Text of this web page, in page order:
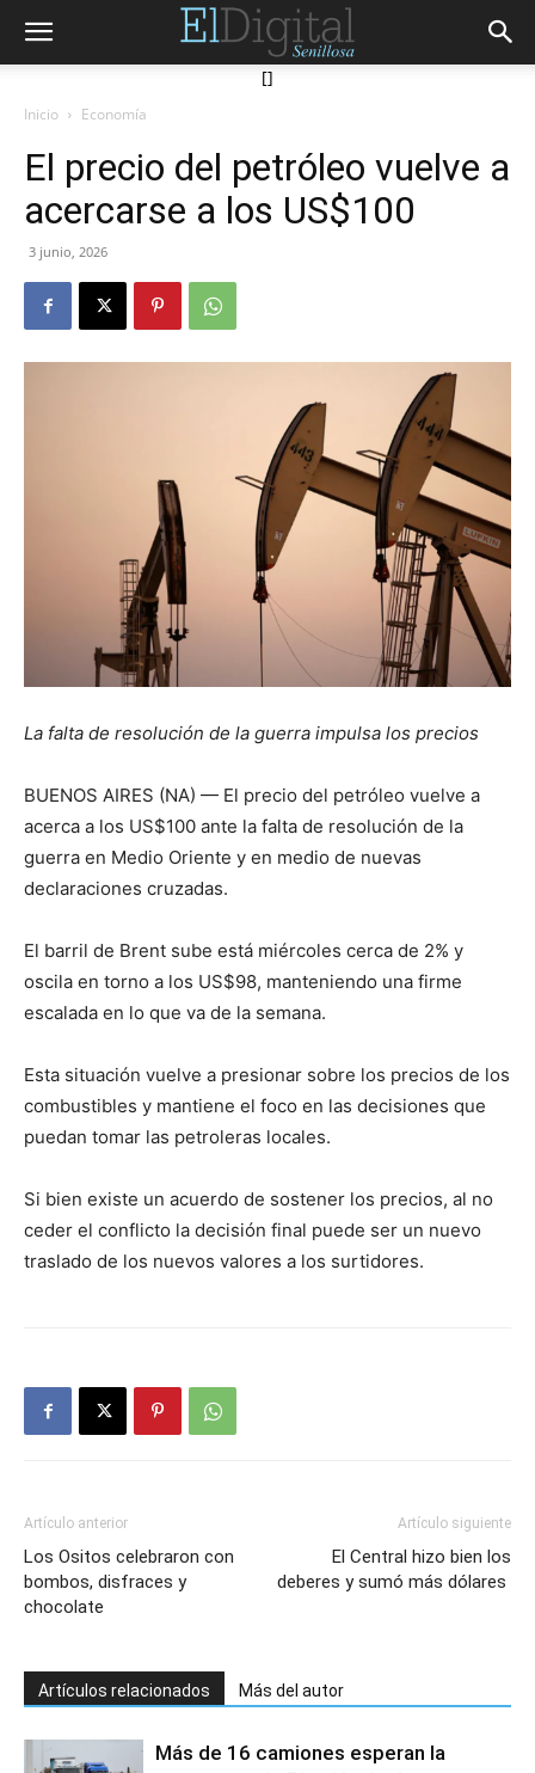
[]
Inicio Economía
El precio del petróleo vuelve a
acercarse a los US$100
3 junio, 2026
La falta de resolución de la guerra impulsa los precios
BUENOS AIRES (NA) — El precio del petróleo vuelve a
acerca a los US$100 ante la falta de resolución de la
guerra en Medio Oriente y en medio de nuevas
declaraciones cruzadas.
El barril de Brent sube está miércoles cerca de 2% y
oscila en torno a los US$98, manteniendo una firme
escalada en lo que va de la semana.
Esta situación vuelve a presionar sobre los precios de los
combustibles y mantiene el foco en las decisiones que
puedan tomar las petroleras locales.
Si bien existe un acuerdo de sostener los precios, al no
ceder el conflicto la decisión final puede ser un nuevo
traslado de los nuevos valores a los surtidores.
Artículo anterior
Los Ositos celebraron con
bombos, disfraces y
chocolate
Artículo siguiente
El Central hizo bien los
deberes y sumó más dólares
Artículos relacionados Más del autor
Más de 16 camiones esperan la